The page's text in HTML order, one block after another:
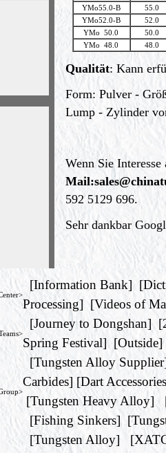
YMo55.0-B
55.0
YMo52.0-B
52.0
YMo 50.0
50.0
YMo 48.0
48.0
Qualität: Kann
Form: Pulver -
Lump - Zylinder
Wenn Sie
Mail:
592 5129 696.
Sehr dankbar
[Information Bank] [
Processing] [Videos of
[Journey to Dongshan] [
Spring Festival] [Outside]
[Tungsten Alloy Supplier
Carbides] [Dart
[Tungsten Heavy Alloy]
[Fishing Sinkers] [
[Tungsten Alloy] [